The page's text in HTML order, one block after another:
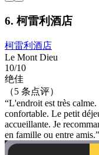
6. 柯雷利酒店
柯雷利酒店
Le Mont Dieu
10/10
绝佳
（5 条点评）
“L'endroit est très calme.
confortable. Le petit
accueillante. Je
en famille ou entre amis.”